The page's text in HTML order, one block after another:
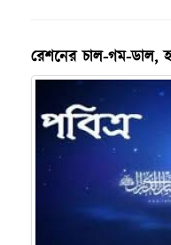
রেশনের চাল-গম-ডাল,